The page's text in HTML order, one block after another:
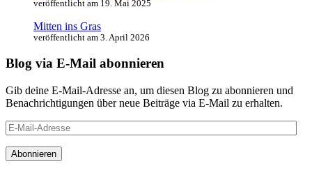
veröffentlicht am 19. Mai 2025
Mitten ins Gras
veröffentlicht am 3. April 2026
Blog via E-Mail abonnieren
Gib deine E-Mail-Adresse an, um diesen Blog zu abonnieren und
Benachrichtigungen über neue Beiträge via E-Mail zu erhalten.
E-
Mail-
Adresse
Abonnieren